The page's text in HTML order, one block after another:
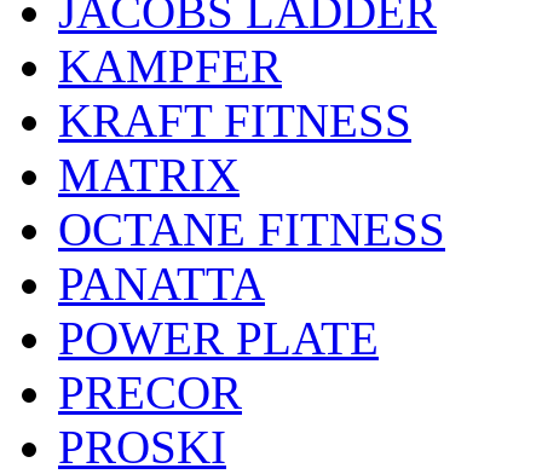
JACOBS LADDER
KAMPFER
KRAFT FITNESS
MATRIX
OCTANE FITNESS
PANATTA
POWER PLATE
PRECOR
PROSKI